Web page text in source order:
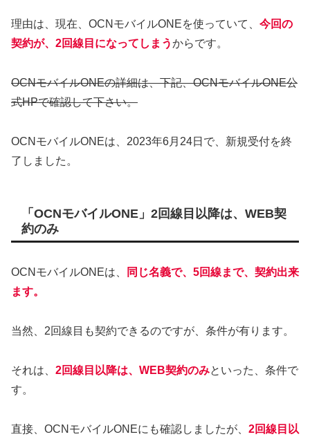
理由は、現在、OCNモバイルONEを使っていて、 今回の
契約が、2回線目になってしまうからです。
OCNモバイルONEの詳細は、下記、OCNモバイルONE公
式HPで確認して下さい。
OCNモバイルONEは、2023年6月24日で、新規受付を終
了しました。
「OCNモバイルONE」2回線目以降は、WEB契
約のみ
OCNモバイルONEは、
同じ名義で、5回線まで、契約出来
ます。
当然、2回線目も契約できるのですが、条件が有ります。
それは、 2回線目以降は、WEB契約のみといった、条件で
す。
直接、OCNモバイルONEにも確認しましたが、 2回線目以